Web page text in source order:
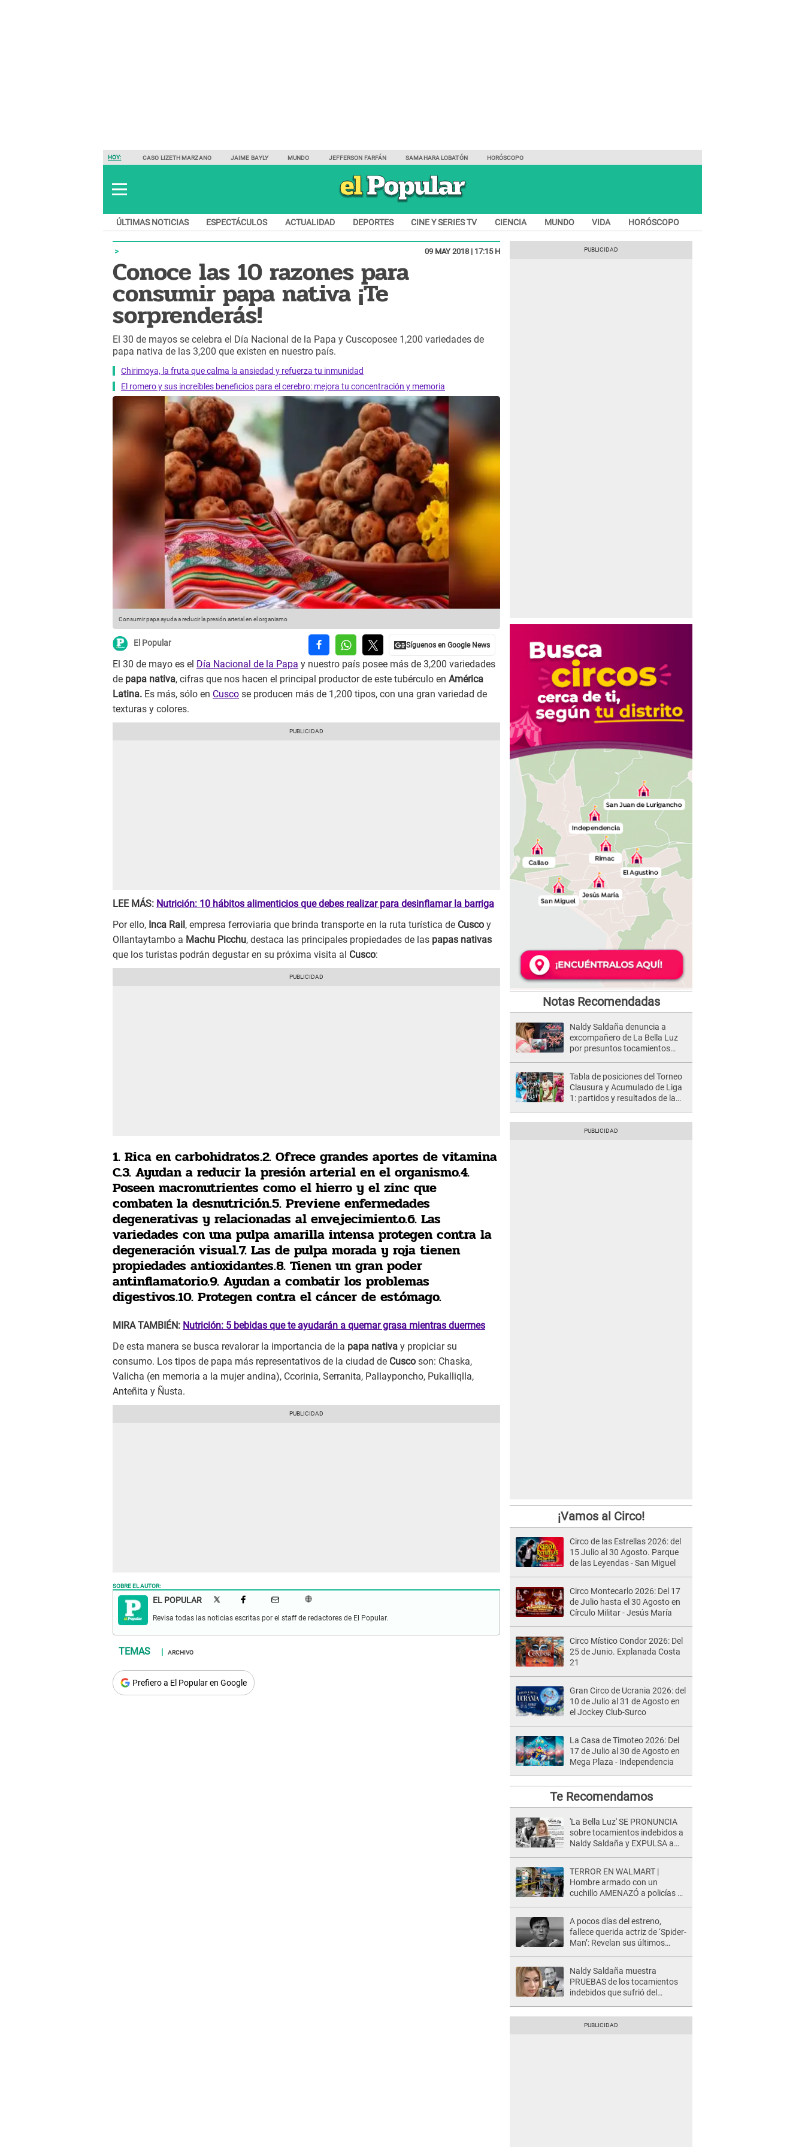
HOY: CASO LIZETH MARZANO JAIME BAYLY MUNDO JEFFERSON FARFÁN SAMAHARA LOBATÓN HORÓSCOPO
ÚLTIMAS NOTICIAS ESPECTÁCULOS ACTUALIDAD DEPORTES CINE Y SERIES TV CIENCIA MUNDO VIDA HORÓSCOPO
09 MAY 2018 | 17:15 H
Conoce las 10 razones para
consumir papa nativa ¡Te
sorprenderás!
El 30 de mayos se celebra el Día Nacional de la Papa y Cuscoposee 1,200 variedades de
papa nativa de las 3,200 que existen en nuestro país.
Chirimoya, la fruta que calma la ansiedad y refuerza tu inmunidad
El romero y sus increíbles beneficios para el cerebro: mejora tu concentración y memoria
Consumir papa ayuda a reducir la presión arterial en el organismo
El Popular
El 30 de mayo es el Día Nacional de la Papa y nuestro país posee más de 3,200 variedades
de papa nativa, cifras que nos hacen el principal productor de este tubérculo en América
Latina. Es más, sólo en Cusco se producen más de 1,200 tipos, con una gran variedad de
texturas y colores.
LEE MÁS: Nutrición: 10 hábitos alimenticios que debes realizar para desinflamar la barriga
Por ello, Inca Rail , empresa ferroviaria que brinda transporte en la ruta turística de Cusco y
Ollantaytambo a Machu Picchu, destaca las principales propiedades de las papas nativas
que los turistas podrán degustar en su próxima visita al Cusco:
1. Rica en carbohidratos.2. Ofrece grandes aportes de vitamina
C.3. Ayudan a reducir la presión arterial en el organismo.4.
Poseen macronutrientes como el hierro y el zinc que
combaten la desnutrición.5. Previene enfermedades
degenerativas y relacionadas al envejecimiento.6. Las
variedades con una pulpa amarilla intensa protegen contra la
degeneración visual.7. Las de pulpa morada y roja tienen
propiedades antioxidantes.8. Tienen un gran poder
antinflamatorio.9. Ayudan a combatir los problemas
digestivos.10. Protegen contra el cáncer de estómago.
MIRA TAMBIÉN: Nutrición: 5 bebidas que te ayudarán a quemar grasa mientras duermes
De esta manera se busca revalorar la importancia de la papa nativa y propiciar su
consumo. Los tipos de papa más representativos de la ciudad de Cusco son: Chaska,
Valicha (en memoria a la mujer andina), Ccorinia, Serranita, Pallayponcho, Pukalliqlla,
Anteñita y Ñusta.
SOBRE EL AUTOR:
EL POPULAR
Revisa todas las noticias escritas por el staff de redactores de El Popular.
ARCHIVO
Prefiero a El Popular en Google
Notas Recomendadas
Naldy Saldaña denuncia a
excompañero de La Bella Luz
por presuntos tocamientos
Tabla de posiciones del Torneo
Clausura y Acumulado de Liga
1: partidos y resultados de la
¡Vamos al Circo!
Circo de las Estrellas 2026: del
15 Julio al 30 Agosto. Parque
de las Leyendas - San Miguel
Circo Montecarlo 2026: Del 17
de Julio hasta el 30 Agosto en
Círculo Militar - Jesús María
Circo Místico Condor 2026: Del
25 de Junio. Explanada Costa
21
Gran Circo de Ucrania 2026: del
10 de Julio al 31 de Agosto en
el Jockey Club-Surco
La Casa de Timoteo 2026: Del
17 de Julio al 30 de Agosto en
Mega Plaza - Independencia
Te Recomendamos
'La Bella Luz' SE PRONUNCIA
sobre tocamientos indebidos a
Naldy Saldaña y EXPULSA a
TERROR EN WALMART |
Hombre armado con un
cuchillo AMENAZÓ a policías y
A pocos días del estreno,
fallece querida actriz de ‘Spider-
Man’: Revelan sus últimos
Naldy Saldaña muestra
PRUEBAS de los tocamientos
indebidos que sufrió del